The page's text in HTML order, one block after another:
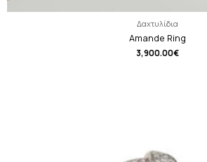
Δαχτυλίδια
Amande Ring
3,900.00€